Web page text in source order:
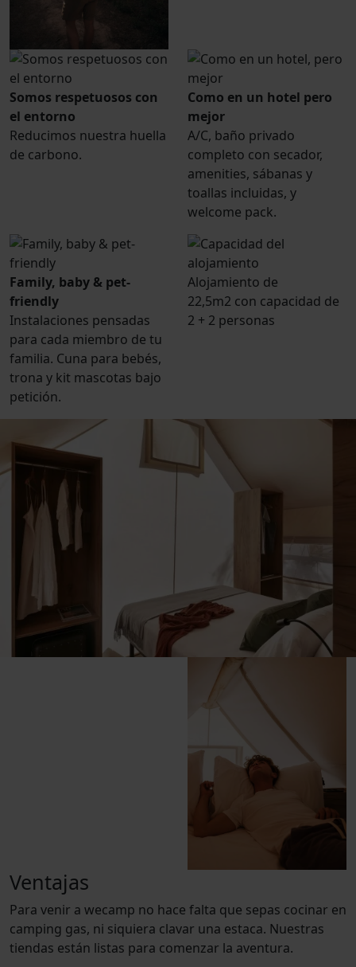
Somos respetuosos con
el entorno
Reducimos nuestra huella
de carbono.
Como en un hotel pero
mejor
A/C, baño privado
completo con secador,
amenities, sábanas y
toallas incluidas, y
welcome pack.
Family, baby & pet-
friendly
Instalaciones pensadas
para cada miembro de tu
familia. Cuna para bebés,
trona y kit mascotas bajo
petición.
Alojamiento de
22,5m2 con capacidad de
2 + 2 personas
Ventajas
Para venir a wecamp no hace falta que sepas cocinar en
camping gas, ni siquiera clavar una estaca. Nuestras
tiendas están listas para comenzar la aventura.